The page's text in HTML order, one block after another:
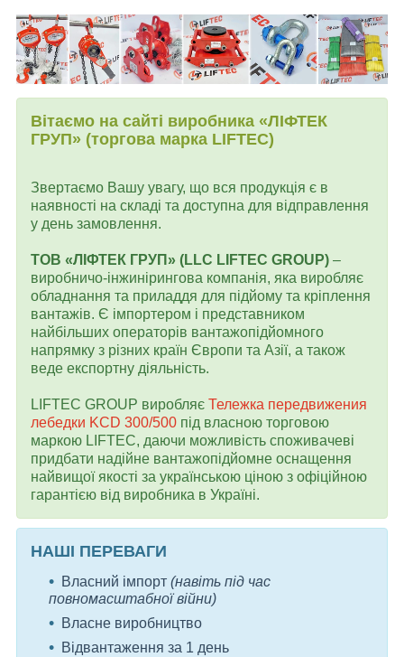
Вітаємо на сайті виробника «ЛІФТЕК
ГРУП» (торгова марка LIFTEC)
Звертаємо Вашу увагу, що вся продукція є в
наявності на складі та доступна для відправлення
у день замовлення.
ТОВ «ЛІФТЕК ГРУП» (LLC LIFTEC GROUP) –
виробничо-інжинірингова компанія, яка виробляє
обладнання та приладдя для підйому та кріплення
вантажів. Є імпортером і представником
найбільших операторів вантажопідйомного
напрямку з різних країн Європи та Азії, а також
веде експортну діяльність.
LIFTEC GROUP виробляє Тележка передвижения
лебедки KCD 300/500 під власною торговою
маркою LIFTEC, даючи можливість споживачеві
придбати надійне вантажопідйомне оснащення
найвищої якості за українською ціною з офіційною
гарантією від виробника в Україні.
НАШІ ПЕРЕВАГИ
Власний імпорт (навіть під час
повномасштабної війни)
Власне виробництво
Відвантаження за 1 день